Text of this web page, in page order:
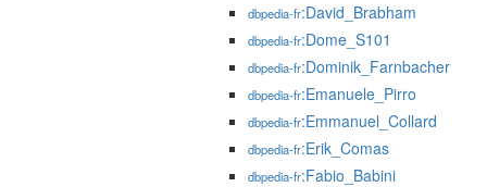
dbpedia-fr:David_Brabham
dbpedia-fr:Dome_S101
dbpedia-fr:Dominik_Farnbacher
dbpedia-fr:Emanuele_Pirro
dbpedia-fr:Emmanuel_Collard
dbpedia-fr:Erik_Comas
dbpedia-fr:Fabio_Babini